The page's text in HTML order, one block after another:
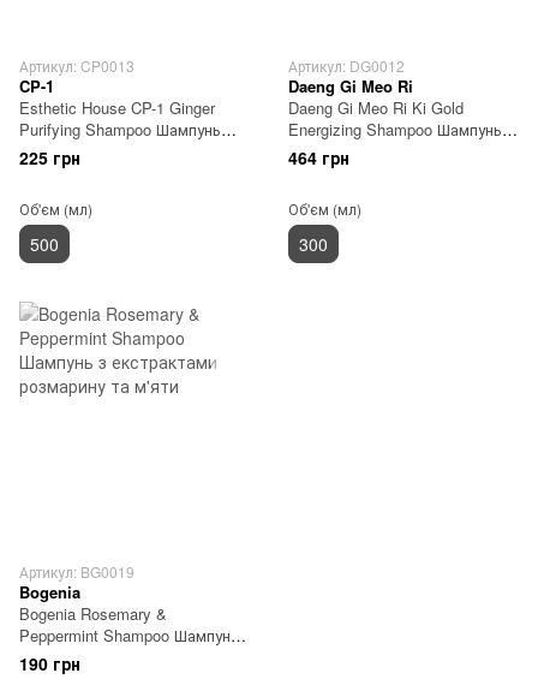
Артикул: CP0013
CP-1
Esthetic House CP-1 Ginger
Purifying Shampoo Шампунь
для волосся 500 мл
225 грн
Об'єм (мл)
500
Артикул: DG0012
Daeng Gi Meo Ri
Daeng Gi Meo Ri Ki Gold
Energizing Shampoo Шампунь
профілактика випадіння
волосся 300 мл
464 грн
Об'єм (мл)
300
Артикул: BG0019
Bogenia
Bogenia Rosemary &
Peppermint Shampoo Шампунь
з екстрактами розмарину та
м'яти
190 грн